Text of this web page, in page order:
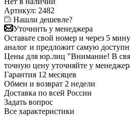
Артикул: 2482
Нашли дешевле?
Уточнить у менеджера
Оставьте свой номер и через 5
аналог и предложит самую
Цены для юр.лиц "Внимание! В
точную цену уточняйте у
Гарантия 12 месяцев
Обмен и возврат 2 недели
Доставка по всей России
Задать вопрос
Все характеристики